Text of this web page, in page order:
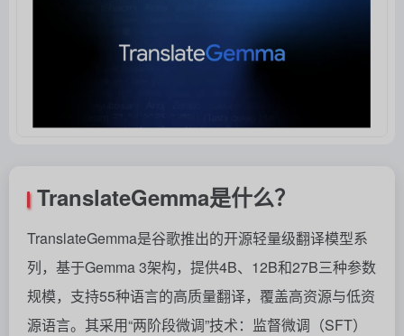
TranslateGemma是什么？
TranslateGemma是谷歌推出的开源轻量级翻译模型系
列，基于Gemma 3架构，提供4B、12B和27B三种参数
规模，支持55种语言的高质量翻译，覆盖高资源与低资
源语言。其采用“两阶段微调”技术：监督微调（SFT）